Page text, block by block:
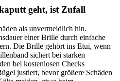
geht, ist Zufall
als unvermeidlich hin.
einer Brille durch einfache
Die Brille gehört ins Etui, wenn
sichert bei starken
bei kostenlosen Checks
justiert, bevor größere Schäden